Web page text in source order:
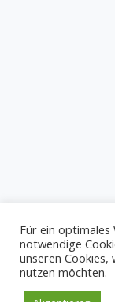
Copyright © 2026
Für ein
notwendige
unseren Cookies,
nutzen möchten.